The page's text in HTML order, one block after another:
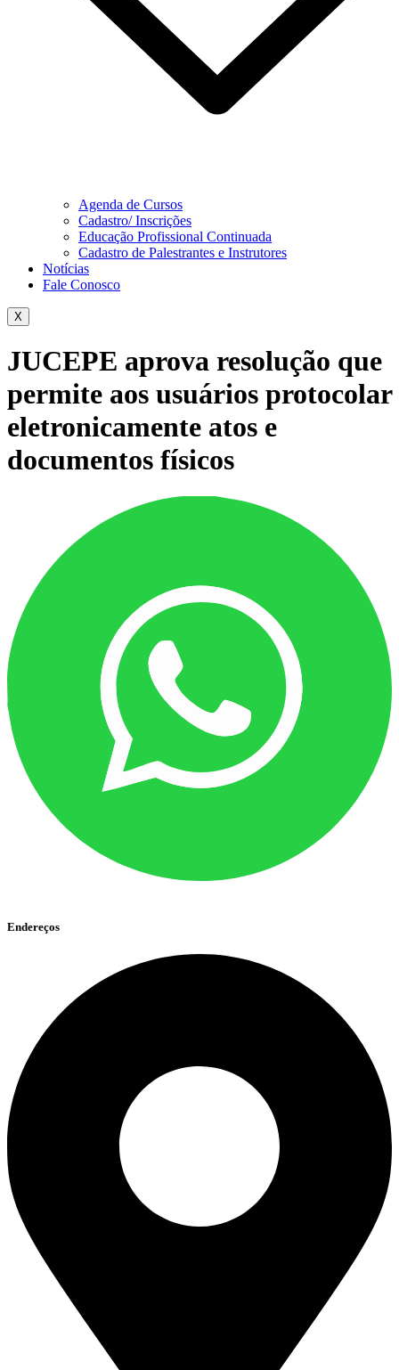
Agenda de Cursos
Cadastro/ Inscrições
Educação Profissional Continuada
Cadastro de Palestrantes e Instrutores
Notícias
Fale Conosco
X
JUCEPE aprova resolução que
permite aos usuários protocolar
eletronicamente atos e
documentos físicos
Endereços